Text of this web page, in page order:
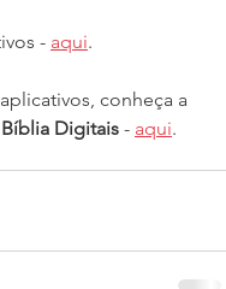
- aqui.
conheça a
Digitais - aqui.